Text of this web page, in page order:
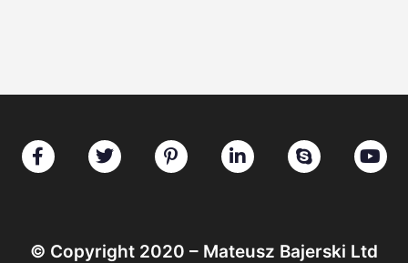
© Copyright 2020 – Mateusz Bajerski Ltd